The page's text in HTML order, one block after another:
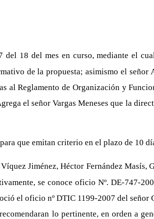
18 del mes en curso, mediante el
de la propuesta; asimismo el señor
al Reglamento de Organización y
el señor Vargas Meneses que la
que emitan criterio en el plazo de 10
Jiménez, Héctor Fernández
se conoce oficio Nº. DE-747-
el oficio nº DTIC 1199-2007 del señor
lo pertinente, en orden a